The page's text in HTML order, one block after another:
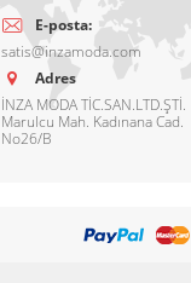
E-posta:
satis@inzamoda.com
Adres
İNZA MODA TİC.SAN.LTD.ŞTİ.
Marulcu Mah. Kadınana Cad.
No26/B